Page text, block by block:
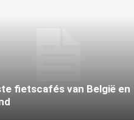
fietscafés van België en